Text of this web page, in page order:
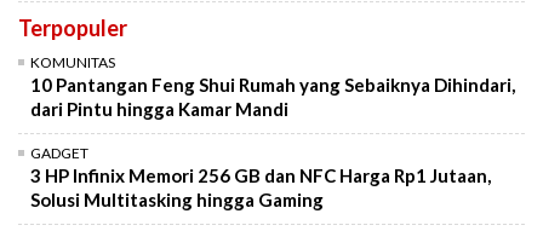
Terpopuler
KOMUNITAS
10 Pantangan Feng Shui Rumah yang Sebaiknya Dihindari,
dari Pintu hingga Kamar Mandi
GADGET
3 HP Infinix Memori 256 GB dan NFC Harga Rp1 Jutaan,
Solusi Multitasking hingga Gaming